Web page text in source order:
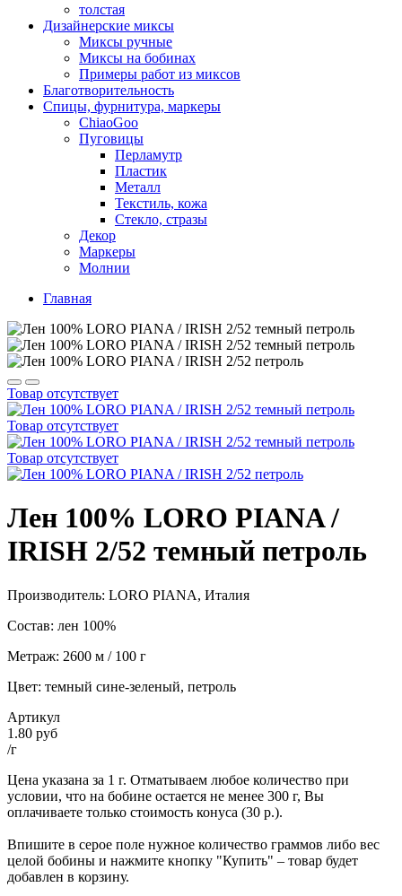
толстая
Дизайнерские миксы
Миксы ручные
Миксы на бобинах
Примеры работ из миксов
Благотворительность
Спицы, фурнитура, маркеры
ChiaoGoo
Пуговицы
Перламутр
Пластик
Металл
Текстиль, кожа
Стекло, стразы
Декор
Маркеры
Молнии
Главная
Товар отсутствует
Товар отсутствует
Товар отсутствует
Лен 100% LORO PIANA /
IRISH 2/52 темный петроль
Производитель: LORO PIANA, Италия
Состав: лен 100%
Метраж: 2600 м / 100 г
Цвет: темный сине-зеленый, петроль
Артикул
1.80 руб
/г
Цена указана за 1 г. Отматываем любое количество при
условии, что на бобине остается не менее 300 г, Вы
оплачиваете только стоимость конуса (30 р.).
Впишите в серое поле нужное количество граммов либо вес
целой бобины и нажмите кнопку "Купить" – товар будет
добавлен в корзину.